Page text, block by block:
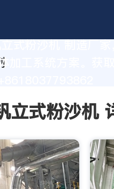
加工系统方案。获
立式粉沙机